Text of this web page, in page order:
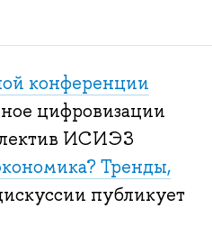
конференции
цифровизации
ИСИЭЗ
Тренды,
публикует